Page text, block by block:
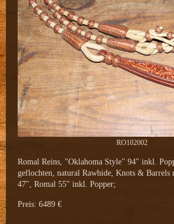
RO102002
Romal Reins, "Oklahoma Style" 94" inkl.
geflochten, natural Rawhide, Knots & Barrels
47", Romal 55" inkl. Popper;
Preis: 6489 €